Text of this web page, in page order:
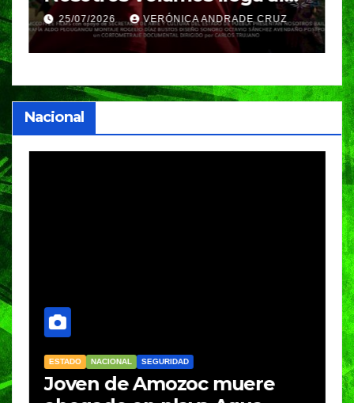
GIFF
25/07/2026 VERÓNICA ANDRADE CRUZ
Nacional
ESTADO NACIONAL SEGURIDAD
Joven de Amozoc muere